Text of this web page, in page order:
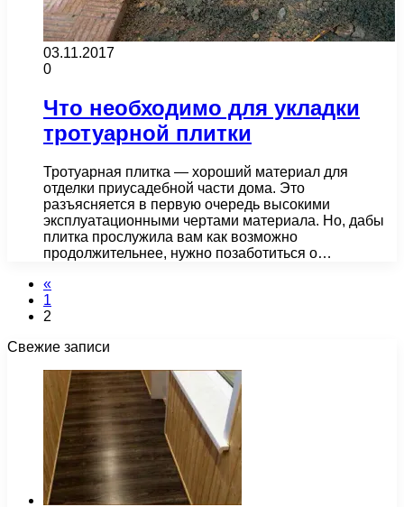
03.11.2017
0
Что необходимо для укладки
тротуарной плитки
Тротуарная плитка — хороший материал для
отделки приусадебной части дома. Это
разъясняется в первую очередь высокими
эксплуатационными чертами материала. Но, дабы
плитка прослужила вам как возможно
продолжительнее, нужно позаботиться о…
«
1
2
Свежие записи